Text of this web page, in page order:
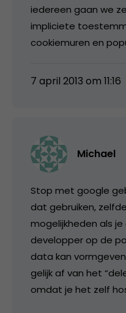
iedereen gaan we
impliciete
cookiemuren en
7 april 2013 om 11:16
Michael
Stop met google
dat gebruiken,
mogelijkheden als
developper op de
data kan
gelijk af van het
omdat je het zelf